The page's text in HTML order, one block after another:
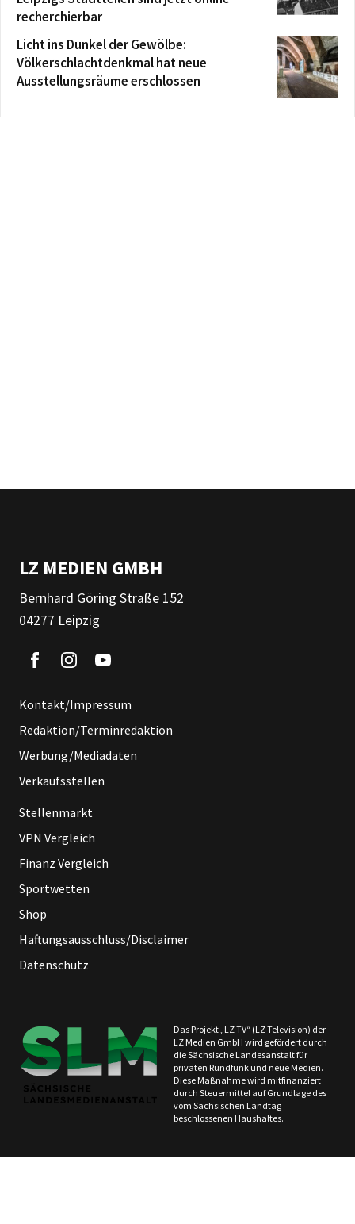
recherchierbar
Licht ins Dunkel der Gewölbe:
Völkerschlachtdenkmal hat neue
Ausstellungsräume erschlossen
LZ MEDIEN GMBH
Bernhard Göring Straße 152
04277 Leipzig
Kontakt/Impressum
Redaktion/Terminredaktion
Werbung/Mediadaten
Verkaufsstellen
Stellenmarkt
VPN Vergleich
Finanz Vergleich
Sportwetten
Shop
Haftungsausschluss/Disclaimer
Datenschutz
Das Projekt „LZ TV“ (LZ Television) der
LZ Medien GmbH wird gefördert durch
die Sächsische Landesanstalt für
privaten Rundfunk und neue Medien.
Diese Maßnahme wird mitfinanziert
durch Steuermittel auf Grundlage des
vom Sächsischen Landtag
beschlossenen Haushaltes.